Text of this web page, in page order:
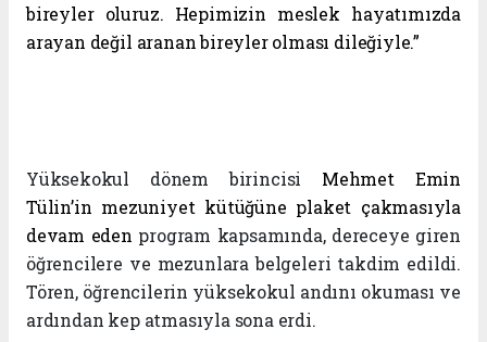
bireyler oluruz. Hepimizin meslek hayatımızda
arayan değil aranan bireyler olması dileğiyle.”
Yüksekokul dönem birincisi Mehmet Emin
Tülin’in mezuniyet kütüğüne plaket çakmasıyla
devam eden program kapsamında, dereceye giren
öğrencilere ve mezunlara belgeleri takdim edildi.
Tören, öğrencilerin yüksekokul andını okuması ve
ardından kep atmasıyla sona erdi.